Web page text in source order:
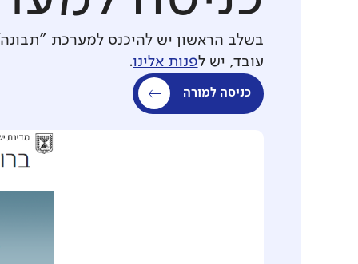
בשלב הראשון יש להיכנס למערכת
עובד, יש לפנות אלינו.
כניסה למורה